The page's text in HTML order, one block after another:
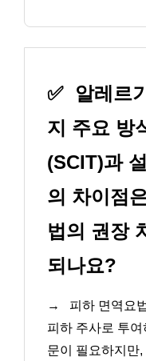
✅
알레르
지 주요 방
(SCIT)과
의 차이점
법의 권장
되나요?
→
피하 면역요
피하 주사로 투
문이 필요하지만